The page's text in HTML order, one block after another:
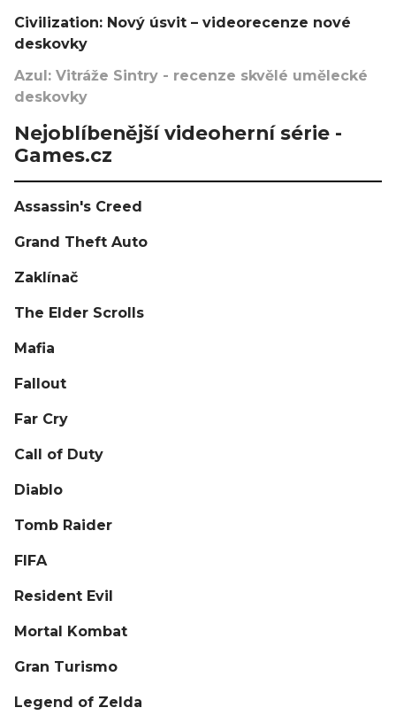
Civilization: Nový úsvit – videorecenze nové
deskovky
Azul: Vitráže Sintry - recenze skvělé umělecké
deskovky
Nejoblíbenější videoherní série -
Games.cz
Assassin's Creed
Grand Theft Auto
Zaklínač
The Elder Scrolls
Mafia
Fallout
Far Cry
Call of Duty
Diablo
Tomb Raider
FIFA
Resident Evil
Mortal Kombat
Gran Turismo
Legend of Zelda